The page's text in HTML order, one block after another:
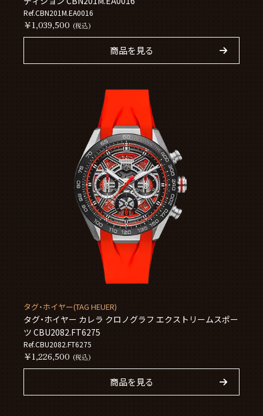
Ref.CBN201M.EA0016
￥1,039,500 (税込)
商品を見る
タグ・ホイヤー(TAG HEUER)
タグ・ホイヤー カレラ クロノグラフ エクストリームスポー
ツ CBU2082.FT6275
Ref.CBU2082.FT6275
￥1,226,500 (税込)
商品を見る